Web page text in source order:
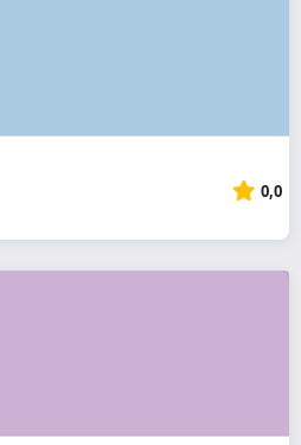
0,0